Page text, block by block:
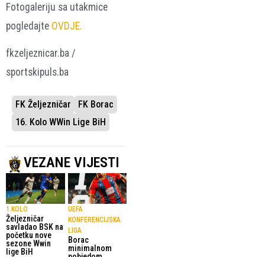
Fotogaleriju sa utakmice
pogledajte OVDJE.
fkzeljeznicar.ba /
sportskipuls.ba
FK Željezničar
FK Borac
16. Kolo WWin Lige BiH
VEZANE VIJESTI
1.KOLO
Željezničar
savladao BSK na
početku nove
sezone Wwin
lige BiH
UEFA
KONFERENCIJSKA
LIGA
Borac
minimalnom